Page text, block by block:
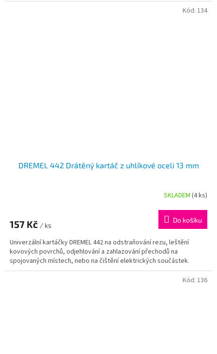
DREMEL 442 Drátěný kartáč z uhlíkové oceli 13 mm
SKLADEM (4 ks)
157 Kč / ks
Do košíku
Univerzální kartáčky DREMEL 442 na odstraňování rezu, leštění
kovových povrchů, odjehlování a zahlazování přechodů na
spojovaných místech, nebo na čištění elektrických součástek.
Kód: 134
Kód: 136